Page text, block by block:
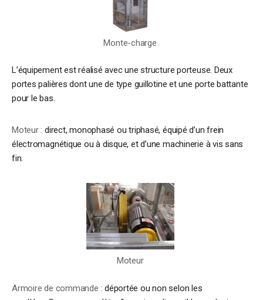
Monte-charge
L’équipement est réalisé avec une structure porteuse. Deux
portes palières dont une de type guillotine et une porte battante
pour le bas.
Moteur : direct, monophasé ou triphasé, équipé d’un frein
électromagnétique ou à disque, et d’une machinerie à vis sans
fin.
Moteur
Armoire de commande : déportée ou non selon les